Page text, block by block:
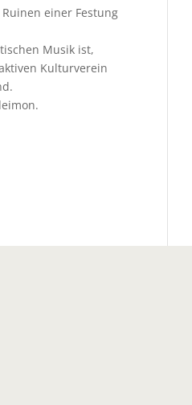
einer Festung
Musik ist,
Kulturverein